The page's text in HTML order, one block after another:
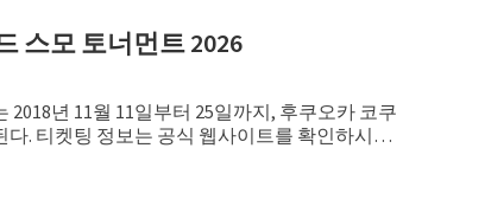
스모 토너먼트 2026
2018년 11월 11일부터 25일까지, 후쿠오카 코쿠
다. 티켓팅 정보는 공식 웹사이트를 확인하시길